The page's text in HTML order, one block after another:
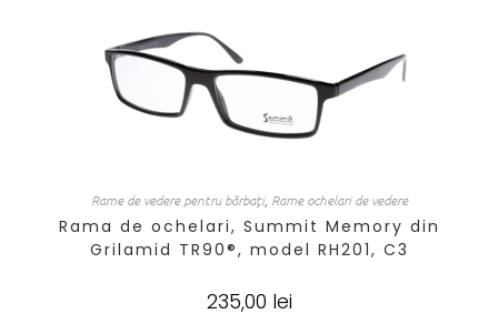
Rame de vedere pentru bărbați, Rame ochelari de vedere
Rama de ochelari, Summit Memory din
Grilamid TR90®, model RH201, C3
235,00 lei